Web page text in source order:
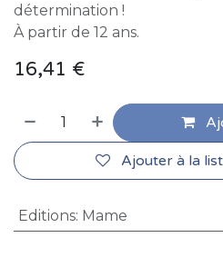
détermination !
À partir de 12 ans.
16,41 €
Ajouter à la
Editions: Mame